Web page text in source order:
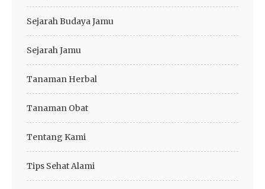
Sejarah Budaya Jamu
Sejarah Jamu
Tanaman Herbal
Tanaman Obat
Tentang Kami
Tips Sehat Alami